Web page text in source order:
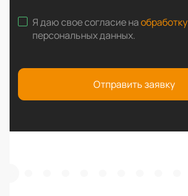
Я даю свое согласие наобработку
персональных данных.
Отправить заявку